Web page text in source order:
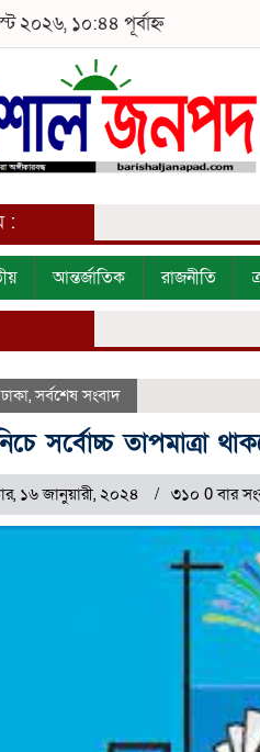
২০২৬, ১০:৪৪ পূর্বাহ্ন
:
আন্তর্জাতিক রাজনীতি
ঢাকা,সর্বশেষ সংবাদ
সর্বোচ্চ তাপমাত্রা
১৬ জানুয়ারী, ২০২৪ ৩১০ 0 বার